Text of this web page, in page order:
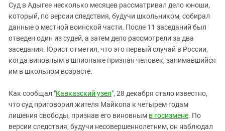
Ростовская область
Северная Осетия - Алания
СКФО
Ставропольский край
Чечня
Южная Осетия
Южный Кавказ
Суд в Адыгее несколько месяцев рассматривал дело юноши,
который, по версии следствия, будучи школьником, собирал
данные о местной воинской части. После 11 заседаний был
отведен один из судей, а затем дело рассмотрели за два
заседания. Юрист отметил, что это первый случай в России,
когда виновным в шпионаже признан человек, занимавшийся
им в школьном возрасте.
Как сообщал "Кавказский узел", 28 декабря стало известно,
что суд приговорил жителя Майкопа к четырем годам
лишения свободы, признав его виновным в госизмене. По
версии следствия, будучи несовершеннолетним, он наблюдал